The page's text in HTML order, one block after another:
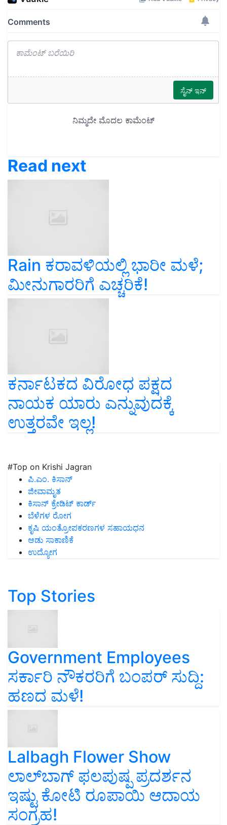
Read next
Rain ಕರಾವಳಿಯಲ್ಲಿ ಭಾರೀ ಮಳೆ;
ಮೀನುಗಾರರಿಗೆ ಎಚ್ಚರಿಕೆ!
ಕರ್ನಾಟಕದ ವಿರೋಧ ಪಕ್ಷದ
ನಾಯಕ ಯಾರು ಎನ್ನುವುದಕ್ಕೆ
ಉತ್ತರವೇ ಇಲ್ಲ!
#Top on Krishi Jagran
ಪಿ.ಎಂ. ಕಿಸಾನ್
ಜೀವಾಮೃತ
ಕಿಸಾನ್ ಕ್ರೇಡಿಟ್ ಕಾರ್ಡ್
ಬೆಳೆಗಳ ರೋಗ
ಕೃಷಿ ಯಂತ್ರೋಪಕರಣಗಳ ಸಹಾಯಧನ
ಆಡು ಸಾಕಾಣಿಕೆ
ಉದ್ಯೋಗ
Top Stories
Government Employees
ಸರ್ಕಾರಿ ನೌಕರರಿಗೆ ಬಂಪರ್‌ ಸುದ್ದಿ:
ಹಣದ ಮಳೆ!
Lalbagh Flower Show
ಲಾಲ್‌ಬಾಗ್ ಫಲಪುಷ್ಪ ಪ್ರದರ್ಶನ
ಇಷ್ಟು ಕೋಟಿ ರೂಪಾಯಿ ಆದಾಯ
ಸಂಗ್ರಹ!